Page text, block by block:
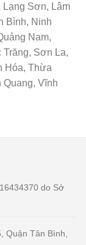
Lạng Sơn, Lâm
Bình, Ninh
Nam,
Trăng, Sơn La,
Hóa, Thừa
Quang, Vĩnh
do Sở
Quận Tân Bình,